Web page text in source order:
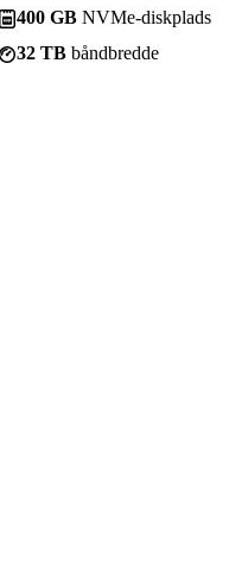
400 GB NVMe-diskplads
32 TB båndbredde